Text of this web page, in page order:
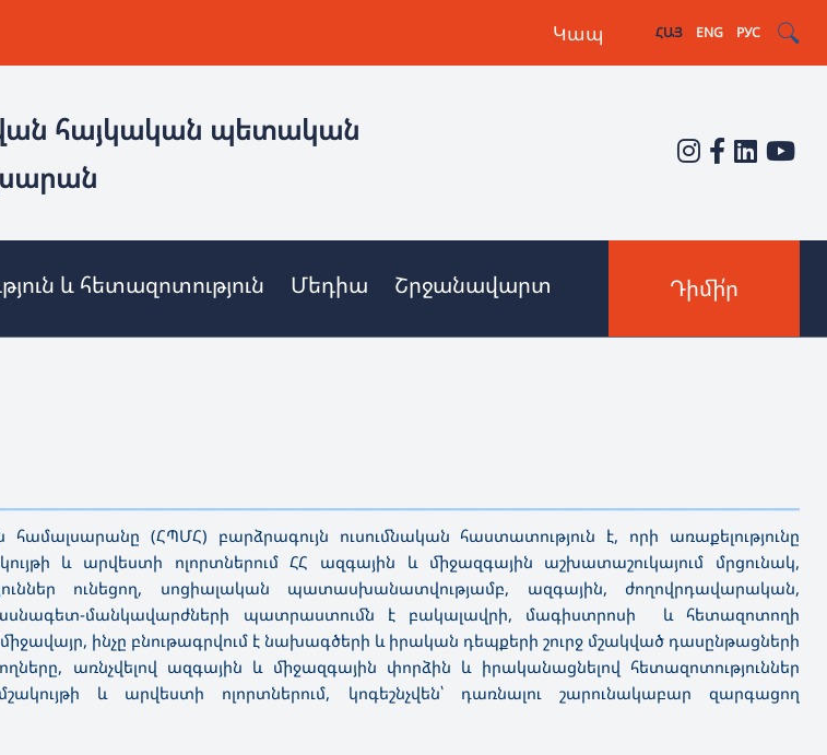
Կապ ՀԱՅ ENG РУС
հայկական պետական
և հետազոտություն Մեդիա Շրջանավարտ Դիմի՛ր
(ՀՊՄՀ) բարձրագույն ուսումնական հաստատություն է, որի առաքելությունը
և արվեստի ոլորտներում ՀՀ ազգային և միջազգային աշխատաշուկայում մրցունակ,
ունեցող, սոցիալական պատասխանատվությամբ, ազգային, ժողովրդավարական,
մանկավարժների պատրաստումն է բակալավրի, մագիստրոսի և հետազոտողի
ինչը բնութագրվում է նախագծերի և իրական դեպքերի շուրջ մշակված դասընթացների
առնչվելով ազգային և միջազգային փորձին և իրականացնելով հետազոտություններ
և արվեստի ոլորտներում, կոգեշնչվեն՝ դառնալու շարունակաբար զարգացող